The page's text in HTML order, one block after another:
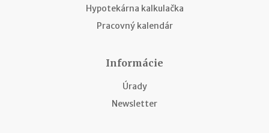
Hypotekárna kalkulačka
Pracovný kalendár
Informácie
Úrady
Newsletter